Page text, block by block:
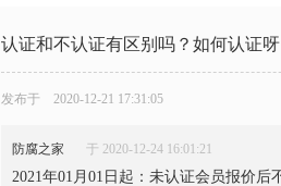
认证和不认证有区别吗？如何认证
发布于 2020-12-21 17:31:05
防腐之家 于 2020-12-24 16:01:21
2021年01月01日起：未认证会员报价